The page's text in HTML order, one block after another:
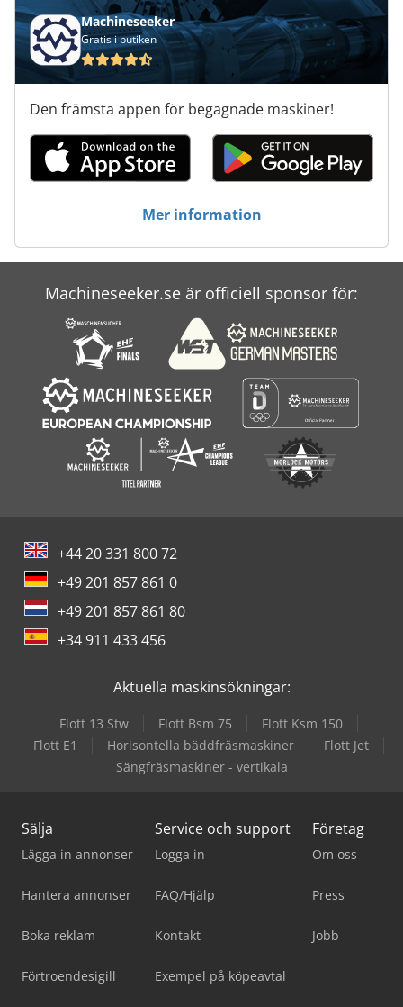
Machineseeker
Gratis i butiken
Den främsta appen för begagnade maskiner!
Mer information
Machineseeker.se är officiell sponsor för:
+44 20 331 800 72
+49 201 857 861 0
+49 201 857 861 80
+34 911 433 456
Aktuella maskinsökningar:
Flott 13 Stw Flott Bsm 75
Flott Ksm 150
Flott E1
Horisontella bäddfräsmaskiner
Flott Jet
Sängfräsmaskiner - vertikala
Sälja
Lägga in annonser
Hantera annonser
Boka reklam
Förtroendesigill
Service och support
Logga in
FAQ/Hjälp
Kontakt
Exempel på köpeavtal
Företag
Om oss
Press
Jobb